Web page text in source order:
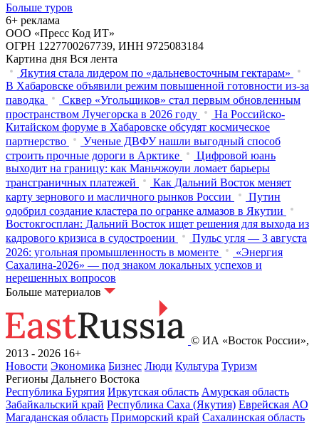
Больше туров
6+ реклама
ООО «Пресс Код ИТ»
ОГРН 1227700267739, ИНН 9725083184
Картина дня Вся лента
Якутия стала лидером по «дальневосточным гектарам»
В Хабаровске объявили режим повышенной готовности из‑за
паводка
Сквер «Угольщиков» стал первым обновленным
пространством Лучегорска в 2026 году
На Российско-
Китайском форуме в Хабаровске обсудят космическое
партнерство
Ученые ДВФУ нашли выгодный способ
строить прочные дороги в Арктике
Цифровой юань
выходит на границу: как Маньчжоули ломает барьеры
трансграничных платежей
Как Дальний Восток меняет
карту зернового и масличного рынков России
Путин
одобрил создание кластера по огранке алмазов в Якутии
Востокгосплан: Дальний Восток ищет решения для выхода из
кадрового кризиса в судостроении
Пульс угля — 3 августа
2026: угольная промышленность в моменте
«Энергия
Сахалина-2026» — под знаком локальных успехов и
нерешенных вопросов
Больше материалов
© ИА «Восток России»,
2013 - 2026 16+
Новости Экономика Бизнес Люди Культура Туризм
Регионы Дальнего Востока
Республика Бурятия Иркутская область Амурская область
Забайкальский край Республика Саха (Якутия) Еврейская АО
Магаданская область Приморский край Сахалинская область